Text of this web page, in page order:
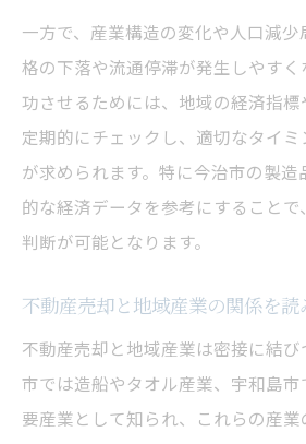
成功する不動産売却の判
売却成功へ導く不動産売
地域特性を活かした戦略策定
地域特性を踏まえた不動
不動産売却で地域資産を
戦略策定に役立つ地域特性
地域資源と連動した不動
不動産売却における地域
一方で、産業構造の変化や人口減
格の下落や流通停滞が発生しやすく
功させるためには、地域の経済指
定期的にチェックし、適切なタイミ
が求められます。特に今治市の製造
的な経済データを参考にすること
判断が可能となります。
不動産売却と地域産業の関係を読
不動産売却と地域産業は密接に結
市では造船やタオル産業、宇和島
要産業として知られ、これらの産